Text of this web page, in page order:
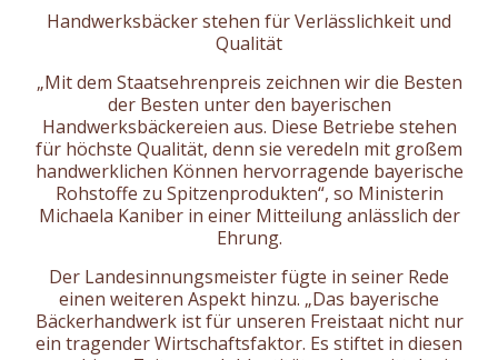
Handwerksbäcker stehen für Verlässlichkeit und
Qualität
„Mit dem Staatsehrenpreis zeichnen wir die Besten
der Besten unter den bayerischen
Handwerksbäckereien aus. Diese Betriebe stehen
für höchste Qualität, denn sie veredeln mit großem
handwerklichen Können hervorragende bayerische
Rohstoffe zu Spitzenprodukten“, so Ministerin
Michaela Kaniber in einer Mitteilung anlässlich der
Ehrung.
Der Landesinnungsmeister fügte in seiner Rede
einen weiteren Aspekt hinzu. „Das bayerische
Bäckerhandwerk ist für unseren Freistaat nicht nur
ein tragender Wirtschaftsfaktor. Es stiftet in diesen